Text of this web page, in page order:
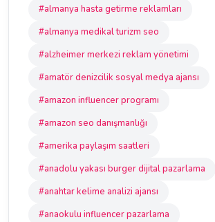
#almanya hasta getirme reklamları
#almanya medikal turizm seo
#alzheimer merkezi reklam yönetimi
#amatör denizcilik sosyal medya ajansı
#amazon influencer programı
#amazon seo danışmanlığı
#amerika paylaşım saatleri
#anadolu yakası burger dijital pazarlama
#anahtar kelime analizi ajansı
#anaokulu influencer pazarlama